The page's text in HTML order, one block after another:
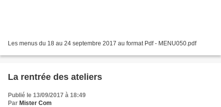
Les menus du 18 au 24 septembre 2017 au format Pdf - MENU050.pdf
La rentrée des ateliers
Publié le 13/09/2017 à 18:49
Par Mister Com